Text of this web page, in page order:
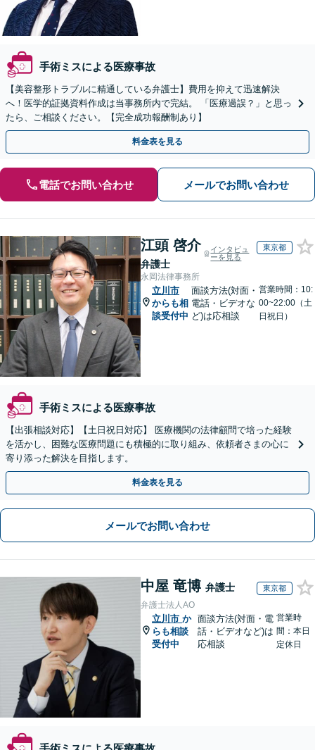
手術ミスによる医療事故
【美容整形トラブルに精通している弁護士】費用を抑えて迅速解決
へ！医学的証拠資料作成は当事務所内で完結。 「医療過誤？」と思っ
たら、ご相談ください。【完全成功報酬制あり】
料金表を見る
電話でお問い合わせ メールでお問い合わせ
江頭 啓介
弁護士
インタビュ
ーを見る
東京都
永岡法律事務所
立川市
からも相
談受付中
面談方法(対面・
電話・ビデオな
ど)は応相談
営業時間：10:
00~22:00（土
日祝日）
手術ミスによる医療事故
【出張相談対応】【土日祝日対応】 医療機関の法律顧問で培った経験
を活かし、困難な医療問題にも積極的に取り組み、依頼者さまの心に
寄り添った解決を目指します。
料金表を見る
メールでお問い合わせ
中屋 竜博 弁護士 東京都
弁護士法人AO
立川市 か
らも相談
受付中
面談方法(対面・電
話・ビデオなど)は
応相談
営業時
間：本日
定休日